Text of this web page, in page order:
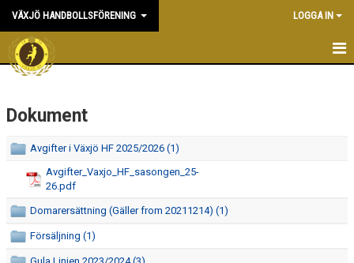
VÄXJÖ HANDBOLLSFÖRENING LOGGA IN
HEM
NYHETER
OM KLUBBEN
KONTAKT & KANSLI
KALENDER
Dokument
Avgifter i Växjö HF 2025/2026 (1)
Avgifter_Vaxjo_HF_sasongen_25-
26.pdf
Domarersättning (Gäller from 20211214) (1)
Försäljning (1)